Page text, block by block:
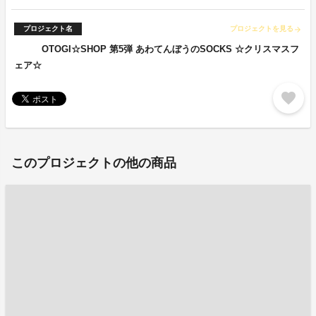
プロジェクト名 プロジェクトを見る arrow_forward
OTOGI☆SHOP 第5弾 あわてんぼうのSOCKS ☆クリスマスフ
ェア☆
favorite
このプロジェクトの他の商品